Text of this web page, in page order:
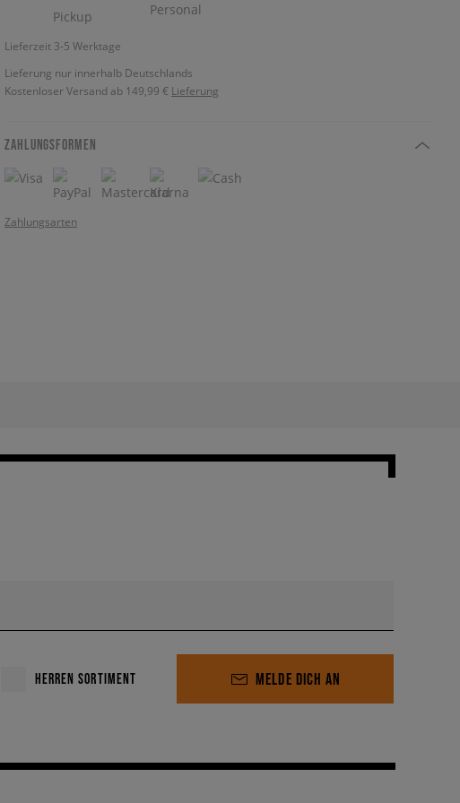
Lieferzeit 3-5 Werktage
Lieferung nur innerhalb Deutschlands
Kostenloser Versand ab 149,99 € Lieferung
ZAHLUNGSFORMEN
Zahlungsarten
HERREN SORTIMENT MELDE DICH AN